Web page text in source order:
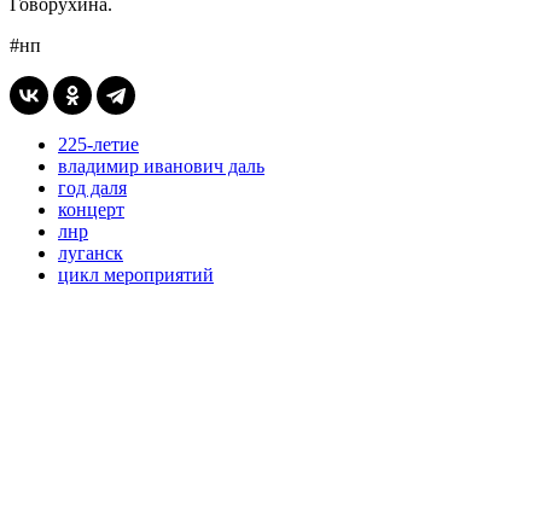
#нп
225-летие
владимир иванович даль
год даля
концерт
лнр
луганск
цикл мероприятий